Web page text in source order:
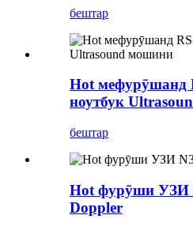
бештар
Hot мефурӯшанд
ноутбук
бештар
Hot фурӯши УЗИ
Doppler